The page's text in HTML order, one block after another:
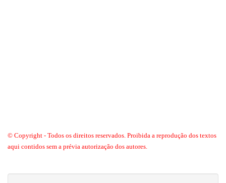
© Copyright - Todos os direitos reservados. Proibida a reprodução dos textos
aqui contidos sem a prévia autorização dos autores.